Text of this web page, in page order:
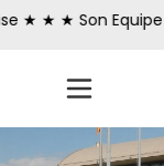
Equipe de